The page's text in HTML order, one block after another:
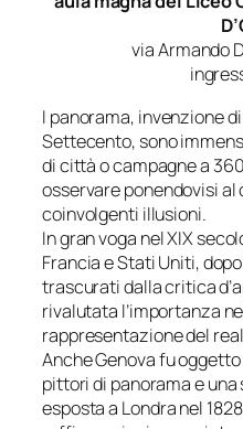
via Armando
I panorama, invenzione
Settecento, sono
di città o campagne a
osservare ponendovisi
coinvolgenti illusioni.
In gran voga nel XIX
Francia e Stati Uniti,
trascurati dalla critica
rivalutata l’importanza
rappresentazione del
Anche Genova fu
pittori di panoramae una
esposta a Londra nel